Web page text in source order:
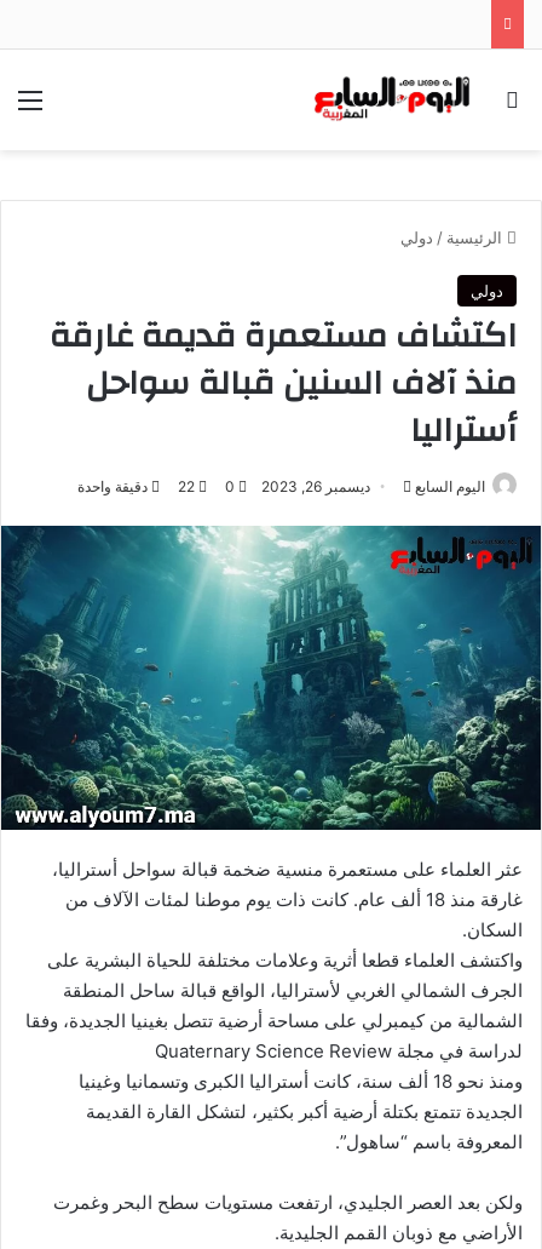
بحث عن
الرئيسية / دولي
دولي
اكتشاف مستعمرة قديمة غارقة
منذ آلاف السنين قبالة سواحل
أستراليا
اليوم السابع
أرسل
إلكترونيا
ديسمبر 26, 2023 0
22 دقيقة واحدة
عثر العلماء على مستعمرة منسية ضخمة قبالة سواحل أستراليا،
غارقة منذ 18 ألف عام. كانت ذات يوم موطنا لمئات الآلاف من
السكان.
واكتشف العلماء قطعا أثرية وعلامات مختلفة للحياة البشرية على
الجرف الشمالي الغربي لأستراليا، الواقع قبالة ساحل المنطقة
الشمالية من كيمبرلي على مساحة أرضية تتصل بغينيا الجديدة، وفقا
لدراسة في مجلة Quaternary Science Review
ومنذ نحو 18 ألف سنة، كانت أستراليا الكبرى وتسمانيا وغينيا
الجديدة تتمتع بكتلة أرضية أكبر بكثير، لتشكل القارة القديمة
المعروفة باسم “ساهول”.
ولكن بعد العصر الجليدي، ارتفعت مستويات سطح البحر وغمرت
الأراضي مع ذوبان القمم الجليدية.